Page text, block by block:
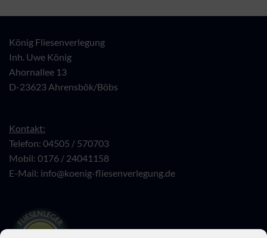
König Fliesenverlegung
Inh. Uwe König
Ahornallee 13
D-23623 Ahrensbök/Böbs
Kontakt:
Telefon: 04505 / 570703
Mobil: 0176 / 24041158
E-Mail: info@koenig-fliesenverlegung.de